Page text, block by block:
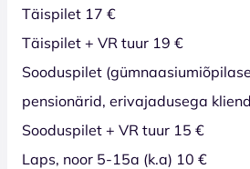
Täispilet 17 €
Täispilet + VR tuur 19 €
Sooduspilet
pensionärid, erivajadusega
Sooduspilet + VR tuur 15 €
Laps, noor 5-15a (k.a) 10 €